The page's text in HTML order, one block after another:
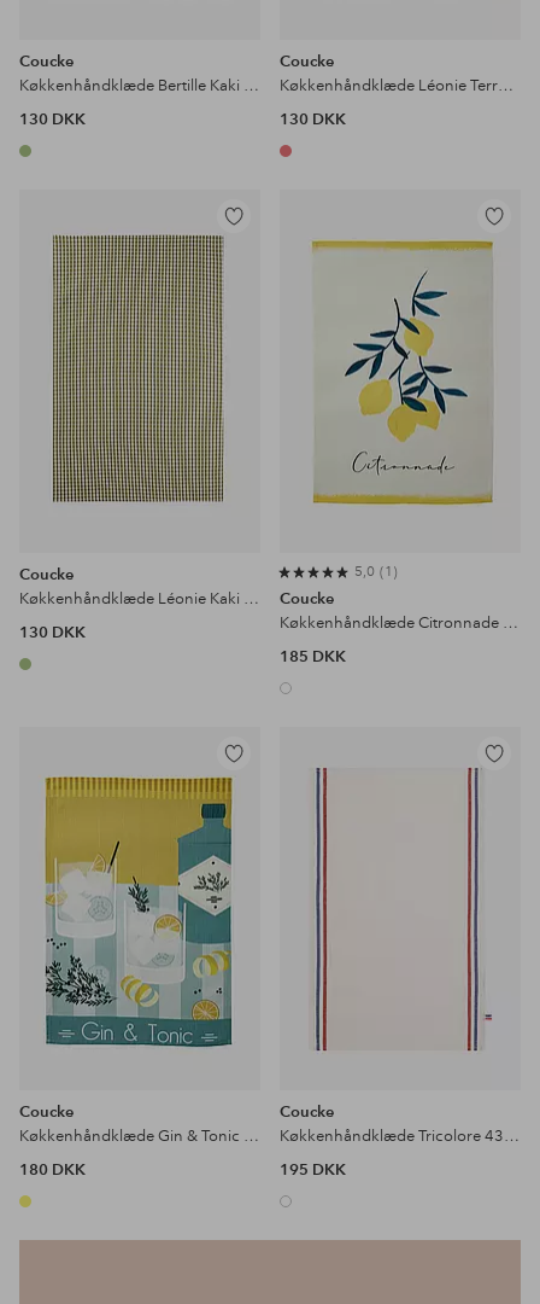
Coucke
Køkkenhåndklæde Bertille Kaki 50x75
130 DKK
Coucke
Køkkenhåndklæde Léonie Terracotta 50x75
130 DKK
Tilføj
til
favoritter
Coucke
Køkkenhåndklæde Léonie Kaki 50x75
130 DKK
Tilføj
til
5,0 1
Coucke
Køkkenhåndklæde Citronnade 50x75 cm
185 DKK
Tilføj
til
favoritter
Coucke
Køkkenhåndklæde Gin & Tonic 50x75 cm
180 DKK
Tilføj
Coucke
Køkkenhåndklæde Tricolore 43x65 cm
195 DKK